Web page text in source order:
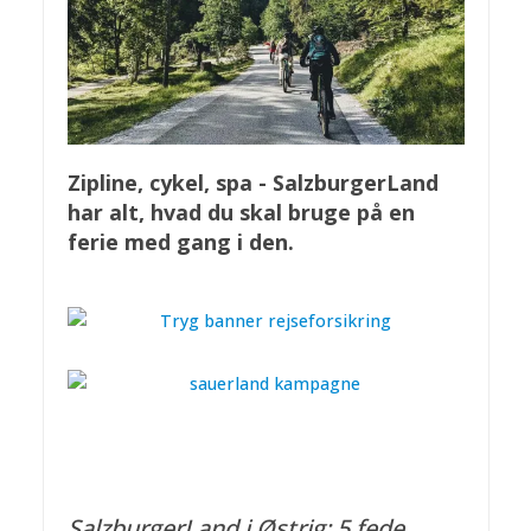
Zipline, cykel, spa - SalzburgerLand
har alt, hvad du skal bruge på en
ferie med gang i den.